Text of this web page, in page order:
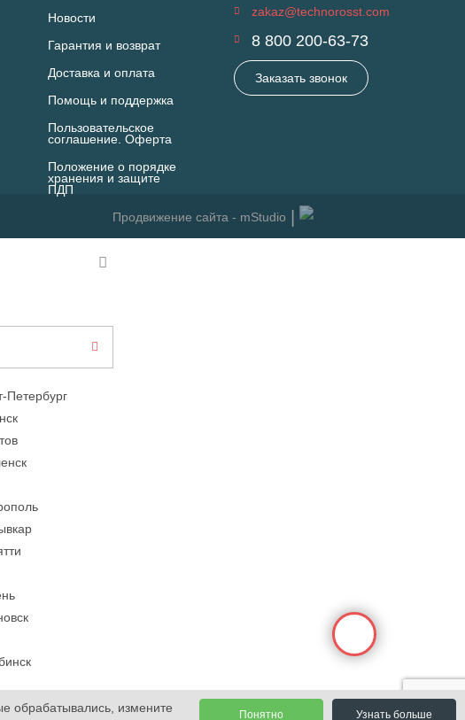
Новости
Гарантия и возврат
Доставка и оплата
Помощь и поддержка
Пользовательское
соглашение. Оферта
Положение о порядке
хранения и защите
ПДП
zakaz@technorosst.com
8 800 200-63-73
Заказать звонок
Продвижение сайта - mStudio
Петербург
обрабатывались, измените
Понятно Узнать больше